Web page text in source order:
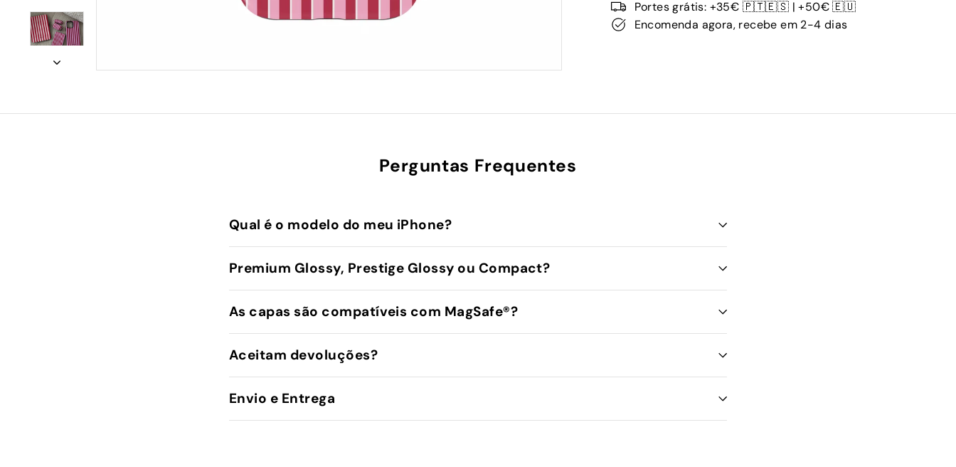
Portes grátis: +35€ 🇵🇹🇪🇸 | +50€ 🇪🇺
Encomenda agora, recebe em 2-4 dias
Perguntas Frequentes
Qual é o modelo do meu iPhone?
Premium Glossy, Prestige Glossy ou Compact?
As capas são compatíveis com MagSafe®️?
Aceitam devoluções?
Envio e Entrega